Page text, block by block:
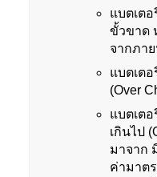
แบตเต
ขั้วขาด
จากภา
แบตเต
(Over
แบตเต
เกินไป
มาจาก
ค่ามาต